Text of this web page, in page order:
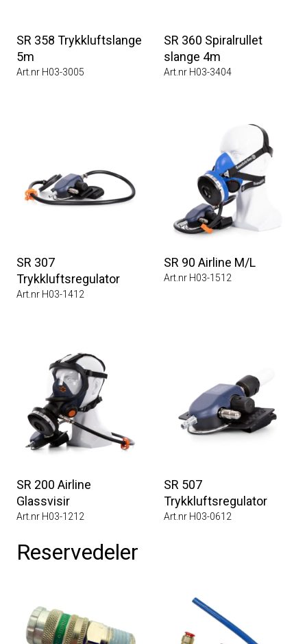
SR 358 Trykkluftslange
5m
Art.nr H03-3005
SR 360 Spiralrullet
slange 4m
Art.nr H03-3404
SR 307
Trykkluftsregulator
Art.nr H03-1412
SR 90 Airline M/L
Art.nr H03-1512
SR 200 Airline
Glassvisir
Art.nr H03-1212
SR 507
Trykkluftsregulator
Art.nr H03-0612
Reservedeler